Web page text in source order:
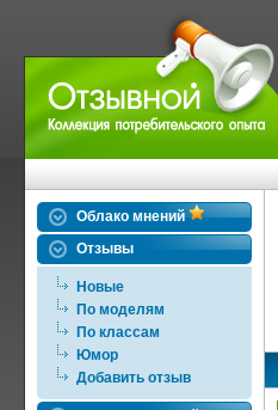
Облако мнений
Отзывы
Новые
По моделям
По классам
Юмор
Добавить отзыв